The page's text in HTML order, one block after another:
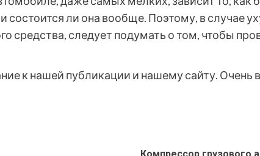
состоится ли она вообще. Поэтому, в случае
средства, следует подумать о том, чтобы
к нашей публикации и нашему сайту. Очень